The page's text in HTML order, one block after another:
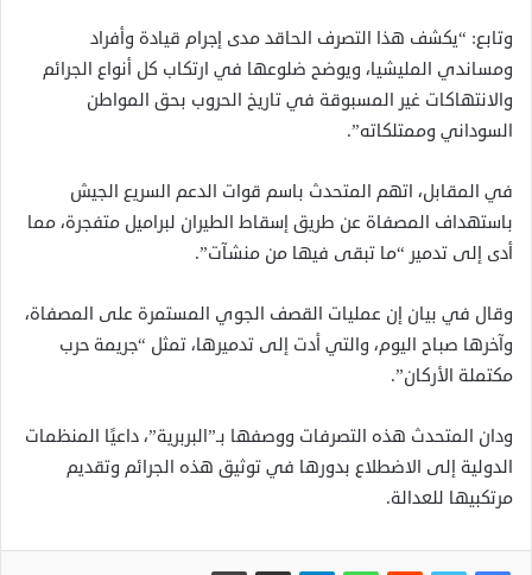
وتابع: “يكشف هذا التصرف الحاقد مدى إجرام قيادة وأفراد
ومساندي المليشيا، ويوضح ضلوعها في ارتكاب كل أنواع الجرائم
والانتهاكات غير المسبوقة في تاريخ الحروب بحق المواطن
السوداني وممتلكاته”.
في المقابل، اتهم المتحدث باسم قوات الدعم السريع الجيش
باستهداف المصفاة عن طريق إسقاط الطيران لبراميل متفجرة، مما
أدى إلى تدمير “ما تبقى فيها من منشآت”.
وقال في بيان إن عمليات القصف الجوي المستمرة على المصفاة،
وآخرها صباح اليوم، والتي أدت إلى تدميرها، تمثل “جريمة حرب
مكتملة الأركان”.
ودان المتحدث هذه التصرفات ووصفها بـ”البربرية”، داعيًا المنظمات
الدولية إلى الاضطلاع بدورها في توثيق هذه الجرائم وتقديم
مرتكبيها للعدالة.